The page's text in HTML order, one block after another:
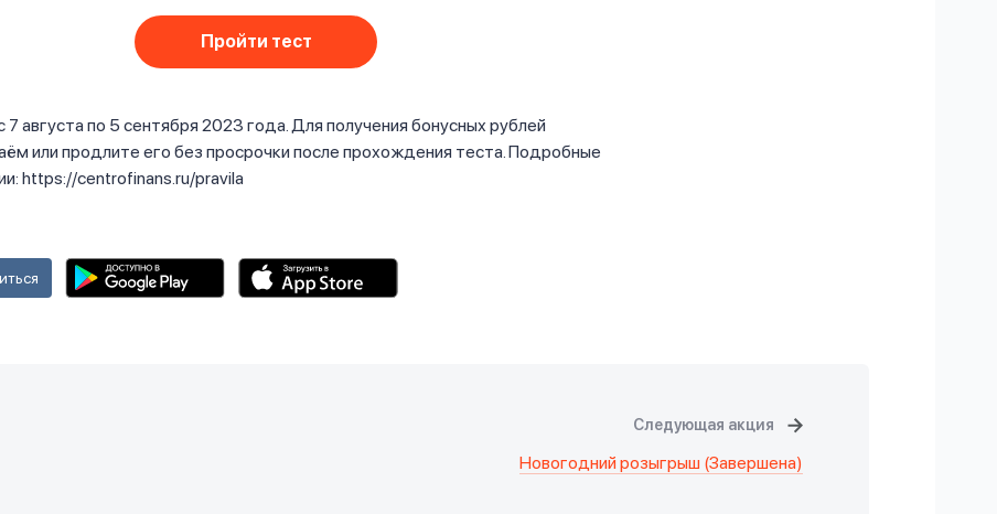
Пройти тест
7 августа по 5 сентября 2023 года. Для получения бонусных рублей
или продлите его без просрочки после прохождения теста. Подробные
https://centrofinans.ru/pravila
Следующая акция
Новогодний розыгрыш (Завершена)